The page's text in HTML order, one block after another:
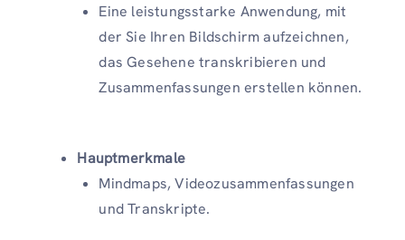
Eine leistungsstarke Anwendung, mit
der Sie Ihren Bildschirm aufzeichnen,
das Gesehene transkribieren und
Zusammenfassungen erstellen können.
Hauptmerkmale
Mindmaps, Videozusammenfassungen
und Transkripte.